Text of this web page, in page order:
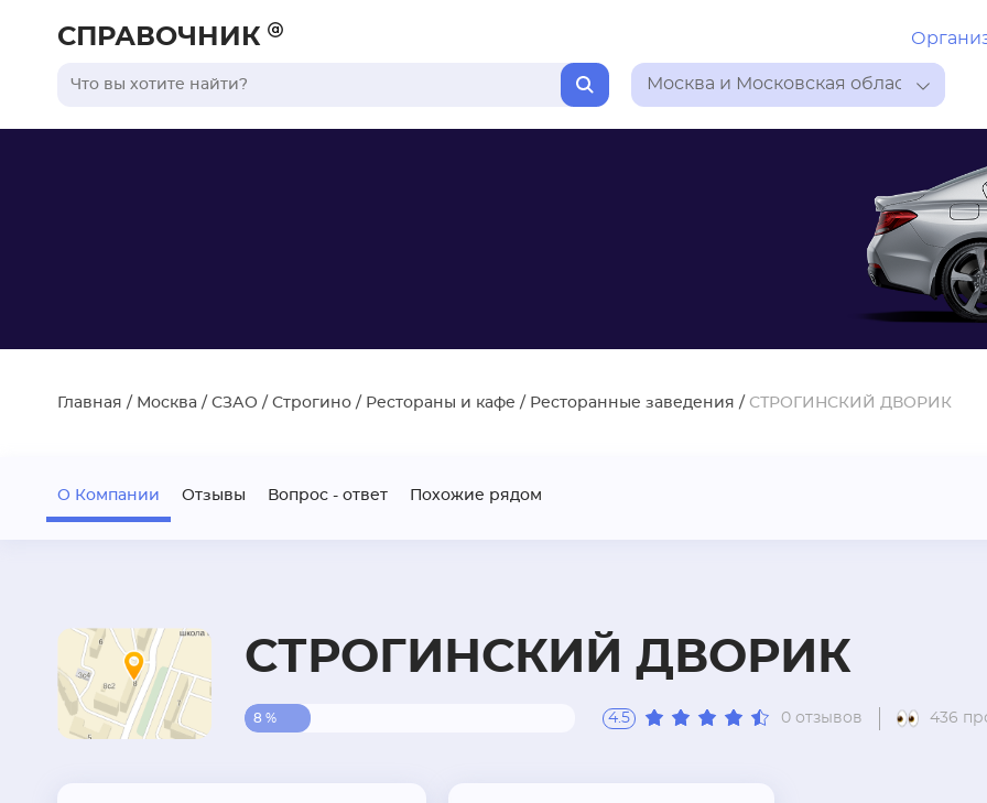
СПРАВОЧНИК
Москва и Московская область
Главная / Москва / СЗАО / Строгино / Рестораны и кафе / Ресторанные заведения / СТРОГИНСКИЙ ДВОРИК
О Компании Отзывы Вопрос - ответ Похожие рядом
СТРОГИНСКИЙ ДВОРИК
8 % 4.5 0 отзывов 436